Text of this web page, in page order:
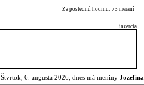
Za poslednú hodinu: 73 meraní
inzercia
Štvrtok, 6. augusta 2026, dnes má meniny Jozefína